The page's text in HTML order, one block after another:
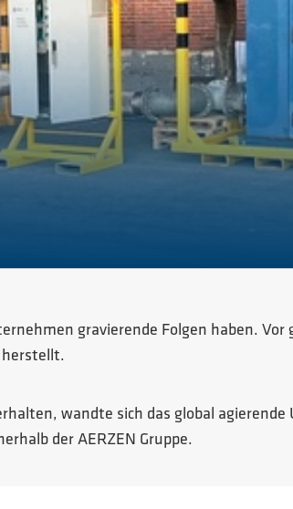
gravierende Folgen haben.
herstellt.
wandte sich das global
der AERZEN Gruppe.